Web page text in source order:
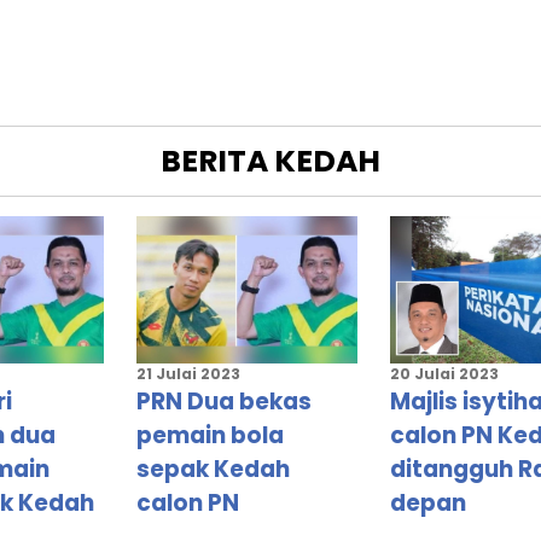
BERITA KEDAH
dua
Kedah
21 Julai 2023
PRN Dua bekas
pemain bola
sepak Kedah
calon PN
20 Julai 2023
Majlis
calon PN
ditangguh
depan